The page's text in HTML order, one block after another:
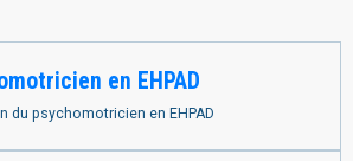
en EHPAD
Fonction et formation du psychomotricien en EHPAD